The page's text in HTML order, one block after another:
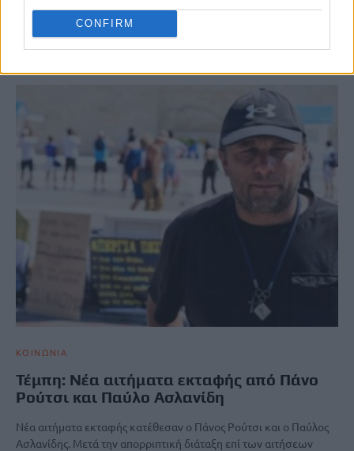
CONFIRM
ΣΧΕΤΙΚΆ ΆΡΘΡΑ
ΚΟΙΝΩΝΙΑ
Τέμπη: Νέα αιτήματα εκταφής από Πάνο
Ρούτσι και Παύλο Ασλανίδη
Νέα αιτήματα εκταφής κατέθεσαν ο Πάνος Ρούτσι και ο Παύλος
Ασλανίδης. Μετά την απορριπτική διάταξη επί των αιτήσεων